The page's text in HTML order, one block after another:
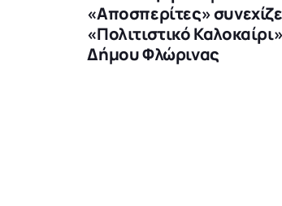
«Αποσπερίτες»
«Πολιτιστικό
Δήμου Φλώρινας